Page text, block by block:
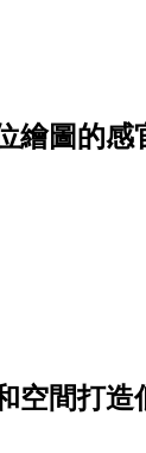
繪圖的感
空間打造